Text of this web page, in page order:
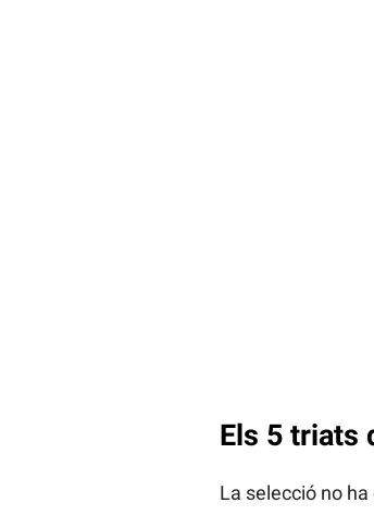
Els 5 triats
La selecció no